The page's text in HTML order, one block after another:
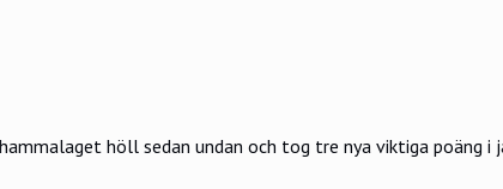
höll sedan undan och tog tre nya viktiga poäng i